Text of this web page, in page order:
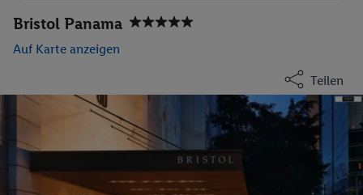
Bristol Panama
Auf Karte anzeigen
Teilen